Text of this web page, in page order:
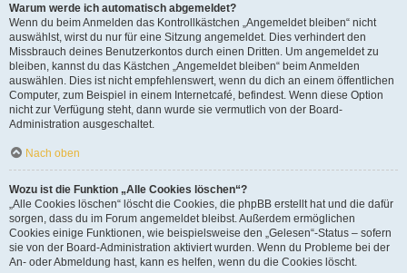
Warum werde ich automatisch abgemeldet?
Wenn du beim Anmelden das Kontrollkästchen „Angemeldet bleiben“ nicht
auswählst, wirst du nur für eine Sitzung angemeldet. Dies verhindert den
Missbrauch deines Benutzerkontos durch einen Dritten. Um angemeldet zu
bleiben, kannst du das Kästchen „Angemeldet bleiben“ beim Anmelden
auswählen. Dies ist nicht empfehlenswert, wenn du dich an einem öffentlichen
Computer, zum Beispiel in einem Internetcafé, befindest. Wenn diese Option
nicht zur Verfügung steht, dann wurde sie vermutlich von der Board-
Administration ausgeschaltet.
Nach oben
Wozu ist die Funktion „Alle Cookies löschen“?
„Alle Cookies löschen“ löscht die Cookies, die phpBB erstellt hat und die dafür
sorgen, dass du im Forum angemeldet bleibst. Außerdem ermöglichen
Cookies einige Funktionen, wie beispielsweise den „Gelesen“-Status – sofern
sie von der Board-Administration aktiviert wurden. Wenn du Probleme bei der
An- oder Abmeldung hast, kann es helfen, wenn du die Cookies löscht.